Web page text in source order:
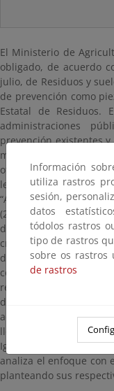
El Ministerio de
obligado, de acuerdo
julio, de Residuos y
de prevención como
Estatal de Residuos.
administraciones
prevención existentes
medidas que se
otras medidas
ley se ha encargado
“Análisis de las
(2013)”. Estudio que
de residuos ya
criterio del anexo IV
de Residuos, en
condiciones marco
residuos, aquellas que
distribución de
adoptan en fase de
llevando a la
Igualmente se valora
analiza el enfoque con
planteando sus
Información
utiliza rastros
sesión,
datos
tódolos rastros
tipo de rastros
sobre os rastros
de rastros